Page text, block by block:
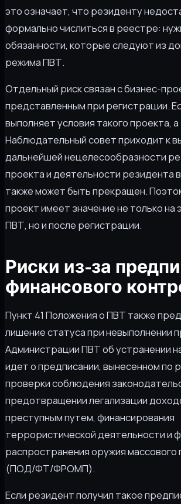
это означает, что резиденту
формально числиться в реестре:
обязанности, которые следуют из
режима ПВТ.
Отдельный риск связан с бизнес-
представленным при регистрации.
выполняет условия такого проекта, а
Наблюдательный совет приходит к
дальнейшей нецелесообразности
проекта и деятельности резидента
также может быть прекращен.
проект имеет значение не только на
ПВТ, но и после регистрации.
Риски из-за
финансового
Пункт 41 Положения о ПВТ также
лишение статуса при невыполнении
Администрации ПВТ об устранении
идет о предписании, вынесенном по
проверки соблюдения
предотвращении легализации
преступным путем, финансирования
террористической деятельности и
распространения оружия массового
(ПОД/ФТ/ФРОМП).
Если резидент получил такое